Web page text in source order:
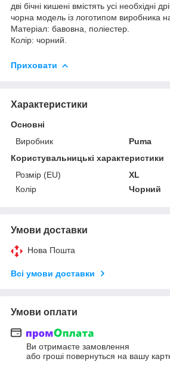
дві бічні кишені вмістять усі необхідні
чорна модель із логотипом виробника
Матеріал: бавовна, поліестер.
Колір: чорний.
Приховати
Характеристики
Основні
Виробник
Puma
Користувальницькі характеристики
Розмір (EU)
XL
Колір
Чорний
Умови доставки
Нова Пошта
Всі умови доставки
Умови оплати
Ви отримаєте замовлення
або гроші повернуться на вашу